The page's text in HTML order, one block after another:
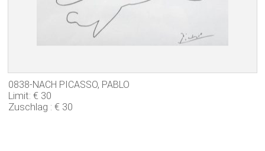
0838-NACH PICASSO, PABLO
Limit: € 30
Zuschlag : € 30